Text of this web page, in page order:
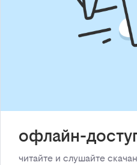
офлайн-
читайте и слушайте